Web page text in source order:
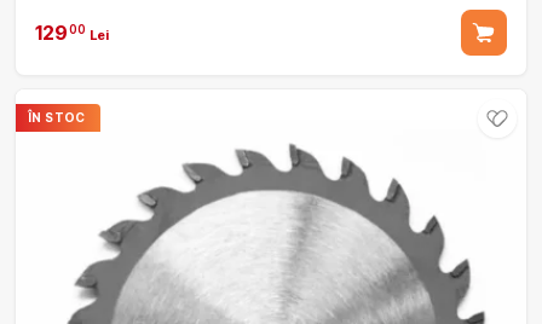
12900 Lei
ÎN STOC